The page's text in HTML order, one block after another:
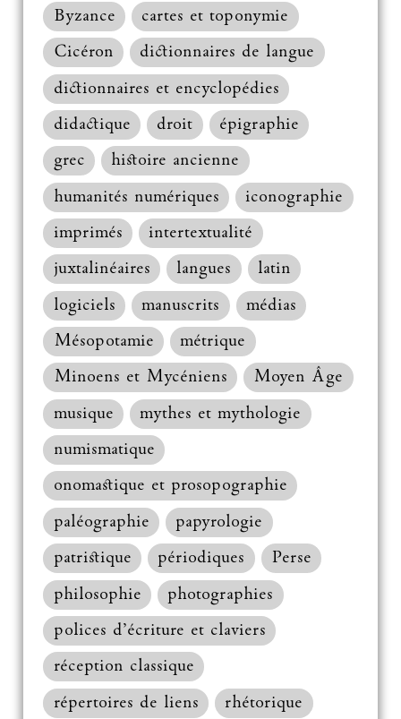
Byzance
cartes et toponymie
Cicéron
dictionnaires de langue
dictionnaires et encyclopédies
didactique
droit
épigraphie
grec
histoire ancienne
humanités numériques
iconographie
imprimés
intertextualité
juxtalinéaires
langues
latin
logiciels
manuscrits
médias
Mésopotamie
métrique
Minoens et Mycéniens
Moyen Âge
musique
mythes et mythologie
numismatique
onomastique et prosopographie
paléographie
papyrologie
patristique
périodiques
Perse
philosophie
photographies
polices d’écriture et claviers
réception classique
répertoires de liens
rhétorique